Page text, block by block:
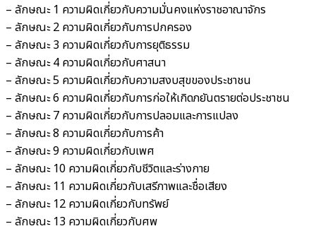
– ลักษณะ 1 ความผิดเกี่ยวกับความมั่นคงแห่งราชอาณาจักร
– ลักษณะ 2 ความผิดเกี่ยวกับการปกครอง
– ลักษณะ 3 ความผิดเกี่ยวกับการยุติธรรม
– ลักษณะ 4 ความผิดเกี่ยวกับศาสนา
– ลักษณะ 5 ความผิดเกี่ยวกับความสงบสุขของประชาชน
– ลักษณะ 6 ความผิดเกี่ยวกับการก่อให้เกิดภยันตรายต่อประชาชน
– ลักษณะ 7 ความผิดเกี่ยวกับการปลอมและการแปลง
– ลักษณะ 8 ความผิดเกี่ยวกับการค้า
– ลักษณะ 9 ความผิดเกี่ยวกับเพศ
– ลักษณะ 10 ความผิดเกี่ยวกับชีวิตและร่างกาย
– ลักษณะ 11 ความผิดเกี่ยวกับเสรีภาพและชื่อเสียง
– ลักษณะ 12 ความผิดเกี่ยวกับทรัพย์
– ลักษณะ 13 ความผิดเกี่ยวกับศพ